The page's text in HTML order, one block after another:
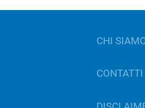
CHI
CONTATTI